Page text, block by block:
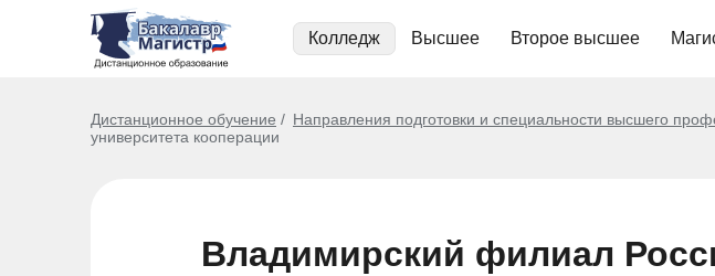
Колледж Высшее Второе высшее
Дистанционное обучение Направления подготовки и специальности высшего
университета кооперации
Владимирский филиал